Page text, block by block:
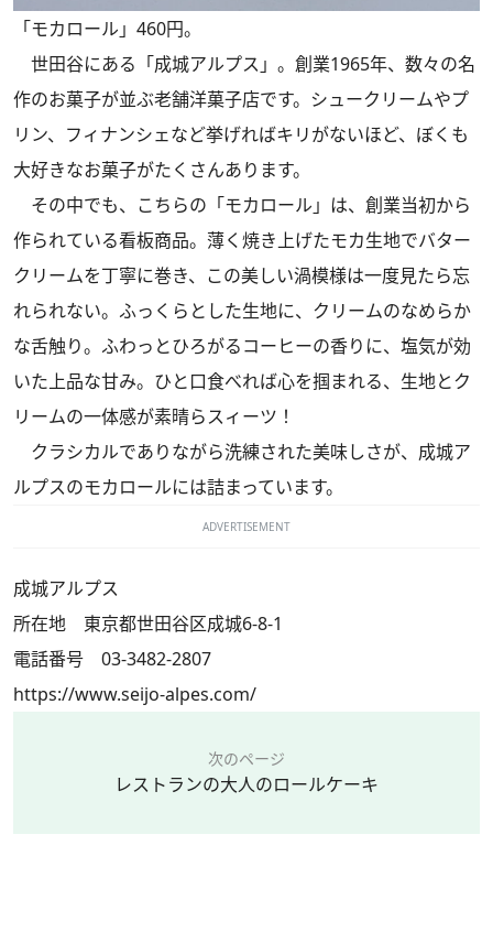
「モカロール」460円。
世田谷にある「成城アルプス」。創業1965年、数々の名
作のお菓子が並ぶ老舗洋菓子店です。シュークリームやプ
リン、フィナンシェなど挙げればキリがないほど、ぼくも
大好きなお菓子がたくさんあります。
その中でも、こちらの「モカロール」は、創業当初から
作られている看板商品。薄く焼き上げたモカ生地でバター
クリームを丁寧に巻き、この美しい渦模様は一度見たら忘
れられない。ふっくらとした生地に、クリームのなめらか
な舌触り。ふわっとひろがるコーヒーの香りに、塩気が効
いた上品な甘み。ひと口食べれば心を掴まれる、生地とク
リームの一体感が素晴らスィーツ！
クラシカルでありながら洗練された美味しさが、成城ア
ルプスのモカロールには詰まっています。
ADVERTISEMENT
成城アルプス
所在地 東京都世田谷区成城6-8-1
電話番号 03-3482-2807
https://www.seijo-alpes.com/
次のページ
レストランの大人のロールケーキ